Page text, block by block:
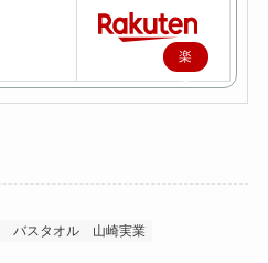
楽
天
バスタオル 山崎実業